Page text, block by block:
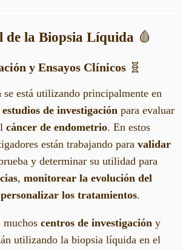
de la Biopsia Líquida 🩸
y Ensayos Clínicos 🧬
se está utilizando principalmente en
estudios de investigación para evaluar
cáncer de endometrio. En estos
están trabajando para validar
y determinar su utilidad para
, monitorear la evolución del
personalizar los tratamientos.
muchos centros de investigación y
utilizando la biopsia líquida en el